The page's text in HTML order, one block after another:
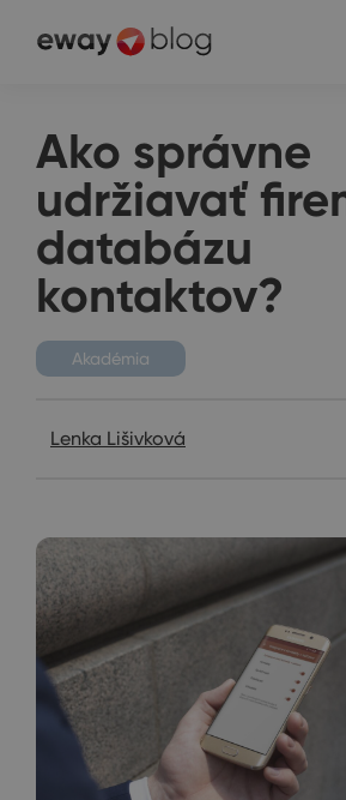
Ako správne
udržiavať
databázu
kontaktov?
Akadémia
Lenka Lišivková